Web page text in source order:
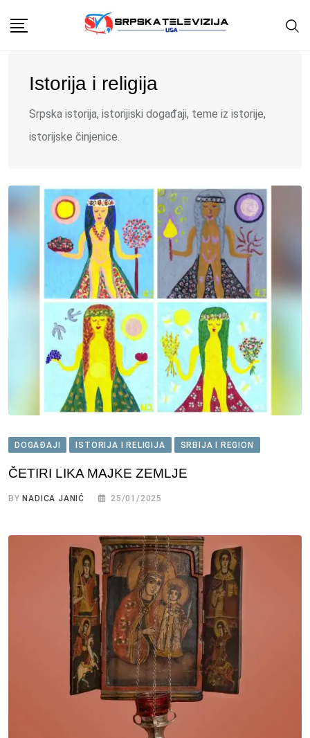
Istorija i religija
Srpska istorija, istorijiski događaji, teme iz istorije,
istorijske činjenice.
DOGAĐAJI ISTORIJA I RELIGIJA SRBIJA I REGION
ČETIRI LIKA MAJKE ZEMLJE
BY NADICA JANIĆ 25/01/2025